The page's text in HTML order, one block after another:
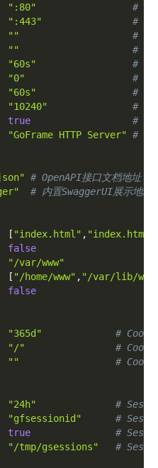
":80"
# 本
":443"
#
""
#
""
#
"60s"
# 请
"0"
# 数
"60s"
# 仅
"10240"
# 请
true
# 是
"GoFrame HTTP Server" # 服
# OpenAPI接口文档地址
# 内置SwaggerUI展示地址
[ "index.html" , "index.htm"
false
"/var/www"
[ "/home/www" , "/var/lib/
false
"365d"
#
"/"
#
"" #
"24h"
#
"gfsessionid"
#
true
#
"/tmp/gsessions" #